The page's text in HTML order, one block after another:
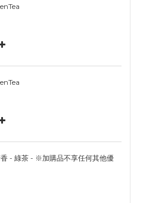
- 綠茶 - ※加購品不享任何其他優